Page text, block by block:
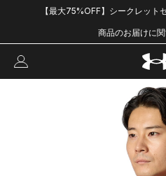
【最大75%OFF】シークレット
商品のお届けに